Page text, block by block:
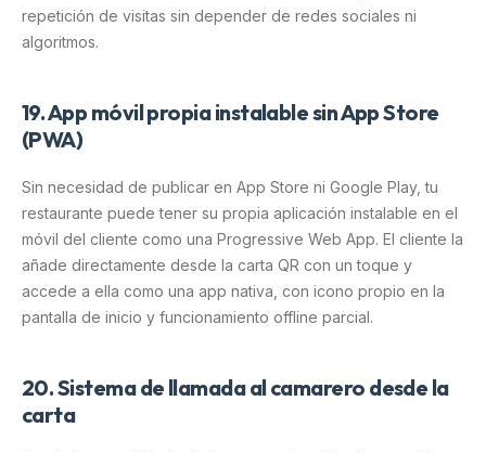
repetición de visitas sin depender de redes sociales ni
algoritmos.
19. App móvil propia instalable sin App Store
(PWA)
Sin necesidad de publicar en App Store ni Google Play, tu
restaurante puede tener su propia aplicación instalable en el
móvil del cliente como una Progressive Web App. El cliente la
añade directamente desde la carta QR con un toque y
accede a ella como una app nativa, con icono propio en la
pantalla de inicio y funcionamiento offline parcial.
20. Sistema de llamada al camarero desde la
carta